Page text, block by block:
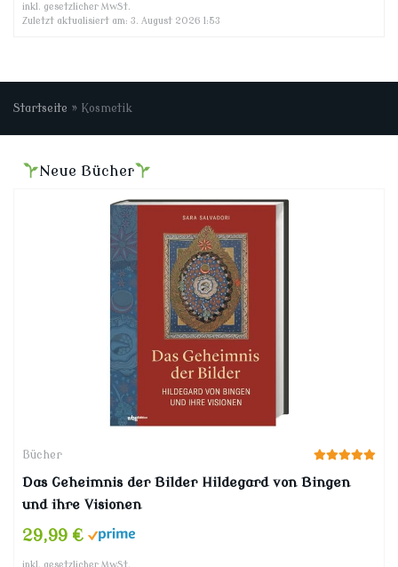
inkl. gesetzlicher MwSt.
Zuletzt aktualisiert am: 3. August 2026 1:53
Startseite » Kosmetik
Neue Bücher
Bücher
Das Geheimnis der Bilder Hildegard von Bingen
und ihre Visionen
29,99 €